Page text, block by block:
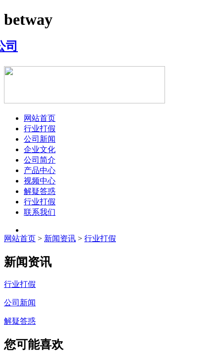
betway
网站首页
行业打假
公司新闻
企业文化
公司简介
产品中心
视频中心
解疑答惑
行业打假
联系我们
网站首页 > 新闻资讯 > 行业打假
新闻资讯
行业打假
公司新闻
解疑答惑
您可能喜欢